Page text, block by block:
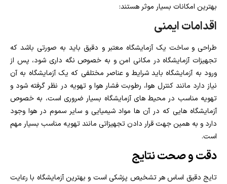
بهترین امکانات بسیار موثر هستند:
اقدامات ایمنی
طراحی و ساخت یک آزمایشگاه معتبر و دقیق باید به صورتی باشد که
تجهیزات آزمایشگاه در مکانی امن و به خصوص نگه داری شود، پس از
ورود به آزمایشگاه باید شرایط و عناصر مختلفی که یک آزمایشگاه به آن
نیاز دارد مانند کنترل هوا، رطوبت فشار هوا و تهویه در نظر گرفته شود و
تهویه مناسب در محیط های آزمایشگاه بسیار ضروری است، به خصوص
آزمایشگاه هایی که در آن ها مواد شیمیایی و سایر سموم در هوا وجود
دارد و به همین جهت قرار دادن تجهیزاتی مانند تهویه مناسب بسیار مهم
است.
دقت و صحت نتایج
تایج دقیق اساس هر تشخیص پزشکی است و بهترین آزمایشگاه با رعایت